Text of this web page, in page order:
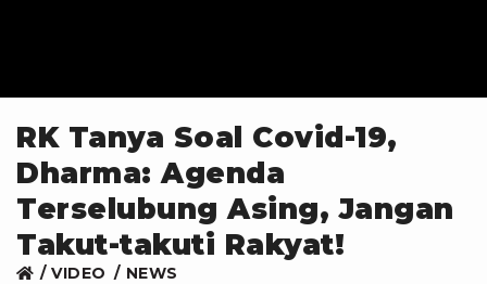
RK Tanya Soal Covid-19,
Dharma: Agenda
Terselubung Asing, Jangan
Takut-takuti Rakyat!
VIDEO
NEWS